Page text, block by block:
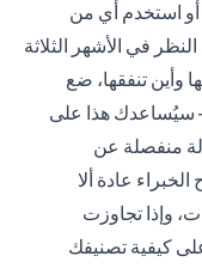
استخدم أي من
في الأشهر الثلاثة
وأين تنفقها، ضع
سيُساعدك هذا على
منفصلة عن
عادة ألا
وإذا تجاوزت
كيفية تصنيفك